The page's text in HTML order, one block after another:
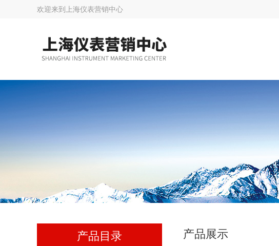
欢迎来到 上海仪表营销中心
产品目录 产品展示